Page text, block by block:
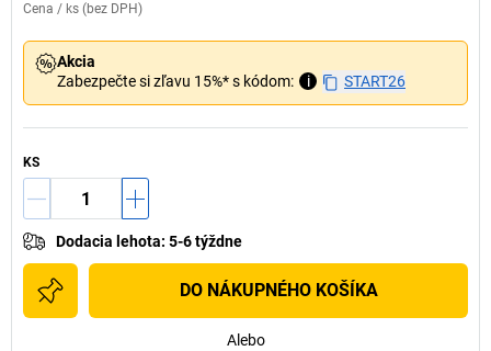
Cena / ks (bez DPH)
Akcia
Zabezpečte si zľavu 15%* s kódom:
i START26
KS
Dodacia lehota: 5-6 týždne
DO NÁKUPNÉHO KOŠÍKA
Alebo